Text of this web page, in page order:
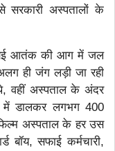
सरकारी अस्पतालों के
आतंक की आग में जल
ही जंग लड़ी जा रही
वहीं अस्पताल के अंदर
में डालकर लगभग 400
अस्पताल के हर उस
बॉय, सफाई कर्मचारी,